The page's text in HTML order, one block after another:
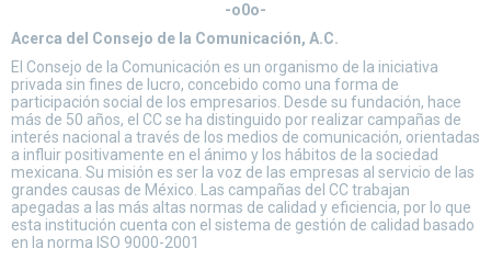
-o0o-
Acerca del Consejo de la Comunicación, A.C.
El Consejo de la Comunicación es un organismo de la iniciativa
privada sin fines de lucro, concebido como una forma de
participación social de los empresarios. Desde su fundación, hace
más de 50 años, el CC se ha distinguido por realizar campañas de
interés nacional a través de los medios de comunicación, orientadas
a influir positivamente en el ánimo y los hábitos de la sociedad
mexicana. Su misión es ser la voz de las empresas al servicio de las
grandes causas de México. Las campañas del CC trabajan
apegadas a las más altas normas de calidad y eficiencia, por lo que
esta institución cuenta con el sistema de gestión de calidad basado
en la norma ISO 9000-2001